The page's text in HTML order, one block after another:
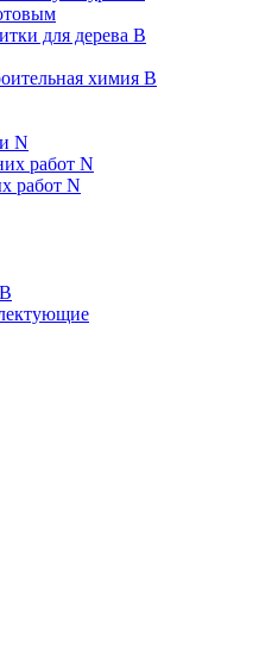
для дерева В
химия В
N
работ N
работ N